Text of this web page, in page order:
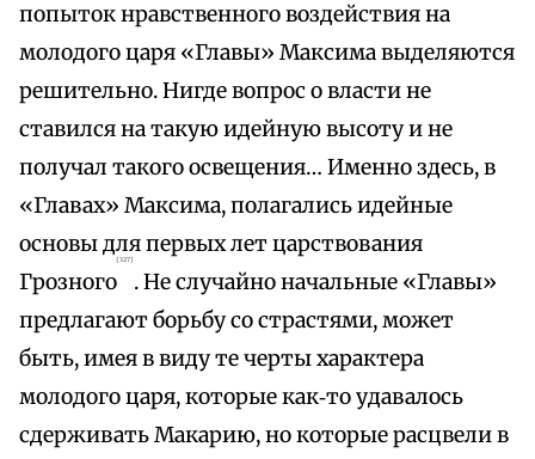
попыток нравственного воздействия на
молодого царя «Главы» Максима выделяются
решительно. Нигде вопрос о власти не
ставился на такую идейную высоту и не
получал такого освещения… Именно здесь, в
«Главах» Максима, полагались идейные
основы для первых лет царствования
Грозного
{327}
. Не случайно начальные «Главы»
предлагают борьбу со страстями, может
быть, имея в виду те черты характера
молодого царя, которые как‑то удавалось
сдерживать Макарию, но которые расцвели в